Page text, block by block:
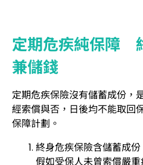
定期危疾純保障
兼儲錢
定期危疾保險沒有儲蓄成份，
經索償與否，日後均不能取回
保障計劃。
終身危疾保險含儲蓄成
假如受保人未曾索償嚴